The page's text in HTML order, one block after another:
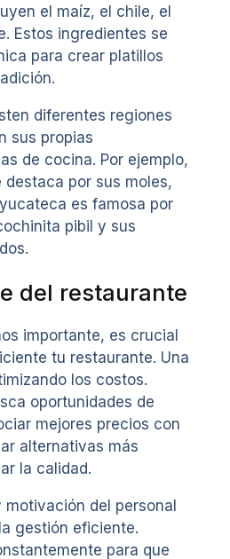
el maíz, el chile, el
Estos ingredientes se
para crear platillos
diferentes regiones
sus propias
de cocina. Por ejemplo,
destaca por sus moles,
es famosa por
pibil y sus
del restaurante
importante, es crucial
tu restaurante. Una
los costos.
oportunidades de
mejores precios con
alternativas más
la calidad.
del personal
gestión eficiente.
para que